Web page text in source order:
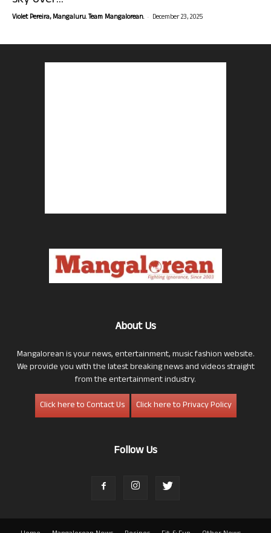
Violet Pereira, Mangaluru. Team Mangalorean. - December 23, 2025
About Us
Mangalorean is your news, entertainment, music fashion website.
We provide you with the latest breaking news and videos straight
from the entertainment industry.
Click here to Contact Us
Click here to Privacy Policy
Follow Us